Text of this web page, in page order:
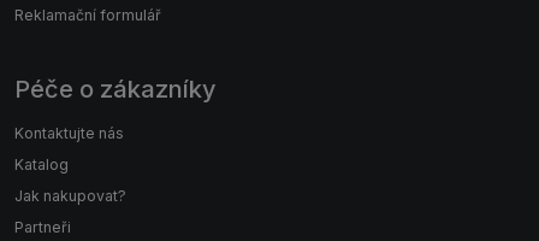
Reklamační formulář
Péče o zákazníky
Kontaktujte nás
Katalog
Jak nakupovat?
Partneři